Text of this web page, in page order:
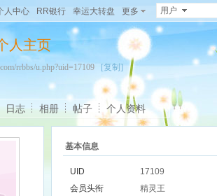
人中心 RR银行 幸运大转盘 更多 用户
人主页
rrbbs/u.php?uid=17109 [复制]
日志 相册 帖子 个人资料
基本信息
UID
17109
会员头衔
精灵王